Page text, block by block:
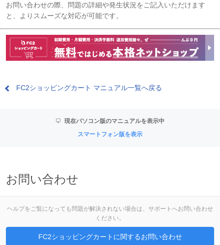
お問い合わせの際、問題の詳細や発生状況をご記入いただけます
と、よりスムーズな対応が可能です。
FC2ショッピングカート マニュアル一覧へ戻る
現在パソコン版のマニュアルを表示中
スマートフォン版を表示
お問い合わせ
ヘルプをご覧になっても問題が解決されない場合は、サポートへお問い合わせ
ください。
FC2ショッピングカートに関するお問い合わせ